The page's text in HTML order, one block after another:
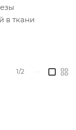
в ткани
1/2